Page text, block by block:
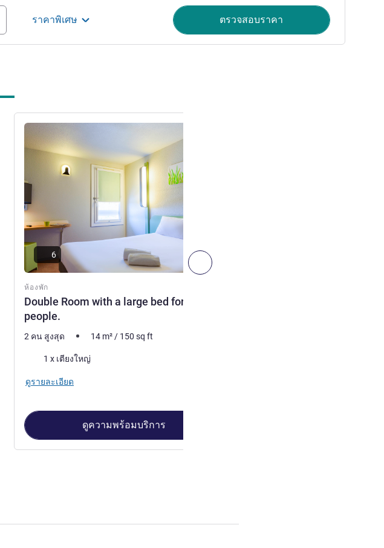
ราคาพิเศษ ตรวจสอบราคา
ถัดไป - ห้องพัก
ห้องพัก
Double Room with a large bed for 2
people.
ดูรายละเอียด
6
2 คน สูงสุด 14 m² / 150 sq ft
เครื่องนอน
1 x เตียงใหญ่
ดูรายละเอียด
ดูความพร้อมบริการ